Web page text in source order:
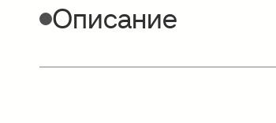
Описание